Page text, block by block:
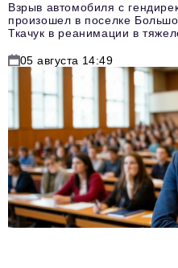
Взрыв автомобиля с
произошел в поселке
Ткачук в реанимации в
05 августа 14:49